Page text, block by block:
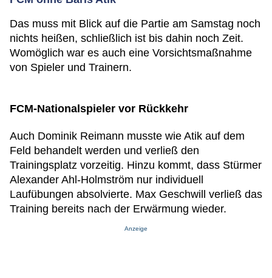
Das muss mit Blick auf die Partie am Samstag noch
nichts heißen, schließlich ist bis dahin noch Zeit.
Womöglich war es auch eine Vorsichtsmaßnahme
von Spieler und Trainern.
FCM-Nationalspieler vor Rückkehr
Auch Dominik Reimann musste wie Atik auf dem
Feld behandelt werden und verließ den
Trainingsplatz vorzeitig. Hinzu kommt, dass Stürmer
Alexander Ahl-Holmström nur individuell
Laufübungen absolvierte. Max Geschwill verließ das
Training bereits nach der Erwärmung wieder.
Anzeige